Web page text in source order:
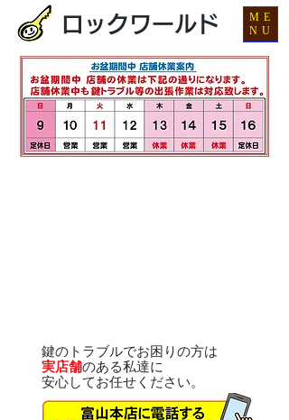
ロックワールド
鍵のトラブルでお困りの方は
実店舗のある私達に
安心してお任せください。
ME
NU